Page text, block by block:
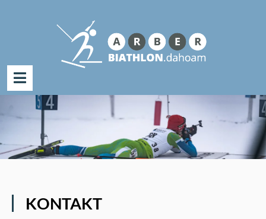
Inhalt
springen
nach:
KONTAKT